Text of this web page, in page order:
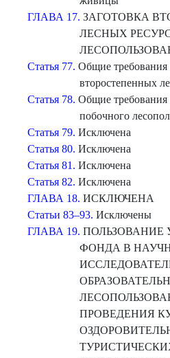
ГЛАВА 17. ЗАГОТОВКА
ЛЕСНЫХ
Статья 77. Общие требования
второстепенных
Статья 78. Общие требования
побочного
Статья 79. Исключена
Статья 80. Исключена
Статья 81. Исключена
Статья 82. Исключена
ГЛАВА 18. ИСКЛЮЧЕНА
Статьи 83–93. Исключены
ГЛАВА 19. ПОЛЬЗОВАНИЕ
ФОНДА В
ПРОВЕДЕНИЯ